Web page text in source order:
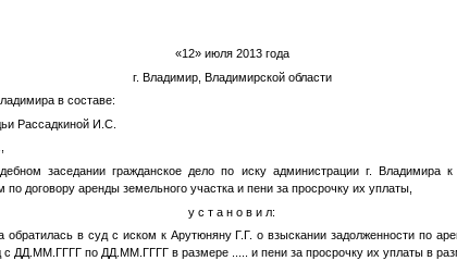
«12» июля 2013 года
г. Владимир, Владимирской области
в составе:
Рассадкиной И.С.
заседании гражданское дело по иску администрации г. Владимира
договору аренды земельного участка и пени за просрочку их уплаты,
у с т а н о в и л:
обратилась в суд с иском к Арутюняну Г.Г. о взыскании задолженности по
с ДД.ММ.ГГГГпо ДД.ММ.ГГГГв размере . и пени за просрочку их уплаты в